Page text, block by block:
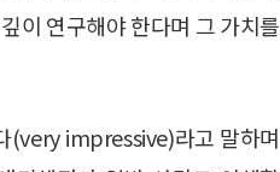
이 연구해야 한다며 그 가치를
(very impressive)라고 말하며